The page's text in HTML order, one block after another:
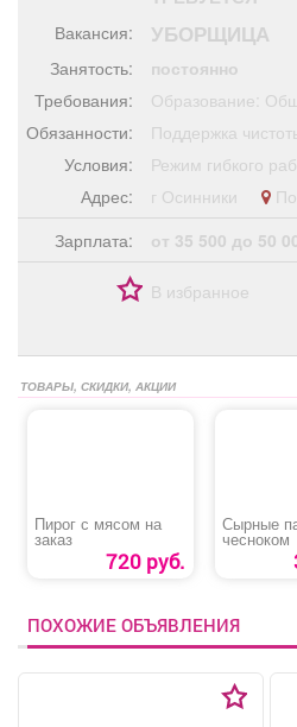
Поздравления
Я -
Вакансия: УБОРЩИЦА
Занятость:
постоянно
Требования:
Образование:
Обязанности:
Поддержка
Условия:
Режим гибкого
Адрес:
г Осинники
Зарплата:
от 35 500 до 50
В избранное
ТОВАРЫ, СКИДКИ, АКЦИИ
Пирог с мясом на
заказ
720 руб.
Сырные
чесноком
ПОХОЖИЕ ОБЪЯВЛЕНИЯ